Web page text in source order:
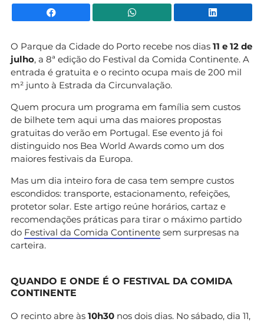
Facebook WhatsApp
O Parque da Cidade do Porto recebe nos dias 11 e 12 de
julho, a 8ª edição do Festival da Comida Continente. A
entrada é gratuita e o recinto ocupa mais de 200 mil
m² junto à Estrada da Circunvalação.
Quem procura um programa em família sem custos
de bilhete tem aqui uma das maiores propostas
gratuitas do verão em Portugal. Ese evento já foi
distinguido nos Bea World Awards como um dos
maiores festivais da Europa.
Mas um dia inteiro fora de casa tem sempre custos
escondidos: transporte, estacionamento, refeições,
protetor solar. Este artigo reúne horários, cartaz e
recomendações práticas para tirar o máximo partido
do Festival da Comida Continente sem surpresas na
carteira.
QUANDO E ONDE É O FESTIVAL DA COMIDA
CONTINENTE
O recinto abre às 10h30 nos dois dias. No sábado, dia 11,